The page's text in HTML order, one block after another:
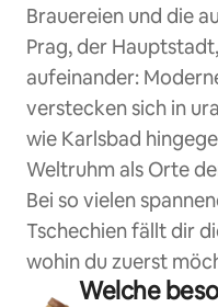
Brauereien und die
Prag, der
aufeinander:
verstecken sich in
wie Karlsbad
Weltruhm als Orte
Bei so vielen
Tschechien fällt dir
wohin du zuerst
Welche